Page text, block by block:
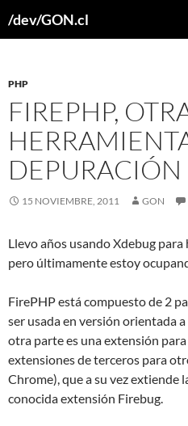
/dev/GON.cl
PHP
FIREPHP,
DEPURACIÓN
15 NOVIEMBRE, 2011 GON
Llevo años usando Xdebug
pero últimamente estoy
FirePHP está compuesto de 2
ser usada en versión orientada
otra parte es una extensión
extensiones de terceros para
Chrome), que a su vez extiende
conocida extensión Firebug.